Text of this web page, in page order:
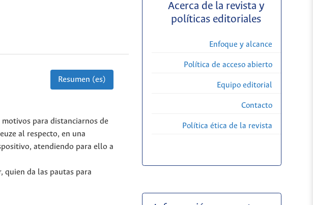
Resumen (es)
para distanciarnos de
al respecto, en una
atendiendo para ello a
quien da las pautas para
Acerca de la revista y
políticas editoriales
Enfoque y alcance
Política de acceso abierto
Equipo editorial
Contacto
Política ética de la revista